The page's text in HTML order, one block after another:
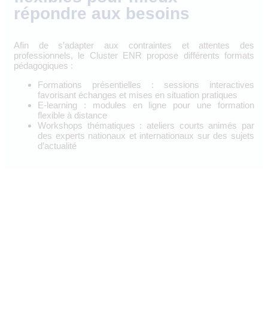
répondre aux besoins
Afin de s’adapter aux contraintes et attentes des
professionnels, le Cluster ENR propose différents formats
pédagogiques :
Formations présentielles : sessions interactives
favorisant échanges et mises en situation pratiques
E-learning : modules en ligne pour une formation
flexible à distance
Workshops thématiques : ateliers courts animés par
des experts nationaux et internationaux sur des sujets
d’actualité